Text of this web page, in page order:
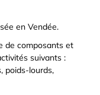
en Vendée.
de composants et
suivants :
poids-lourds,